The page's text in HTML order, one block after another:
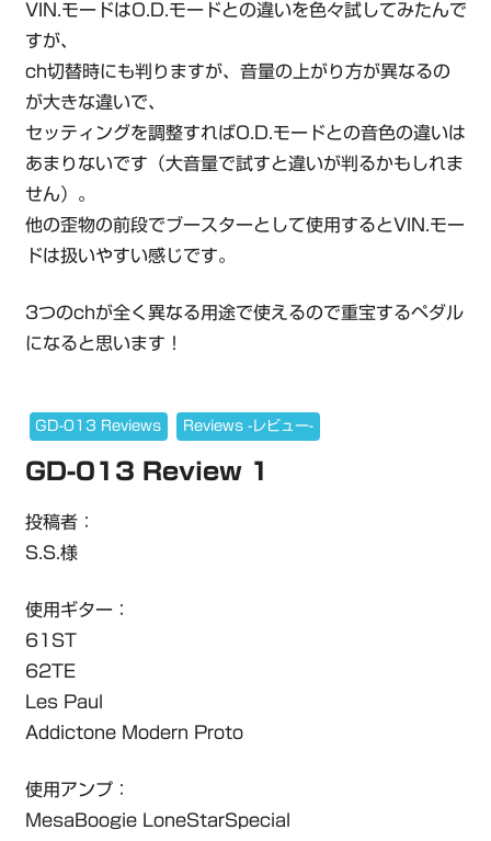
VIN.モードはO.D.モードとの違いを色々試してみたんで
すが、
ch切替時にも判りますが、音量の上がり方が異なるの
が大きな違いで、
セッティングを調整すればO.D.モードとの音色の違いは
あまりないです（大音量で試すと違いが判るかもしれま
せん）。
他の歪物の前段でブースターとして使用するとVIN.モー
ドは扱いやすい感じです。
3つのchが全く異なる用途で使えるので重宝するペダル
になると思います！
GD-013 Reviews Reviews -レビュー-
GD-013 Review 1
投稿者：
S.S.様
使用ギター：
61ST
62TE
Les Paul
Addictone Modern Proto
使用アンプ：
MesaBoogie LoneStarSpecial